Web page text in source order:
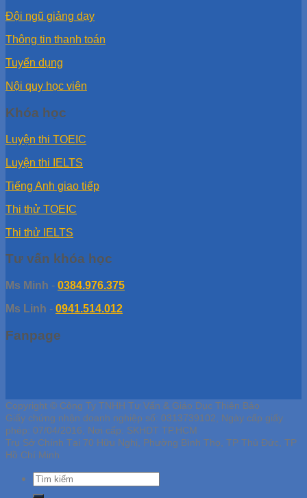
Đội ngũ giảng dạy
Thông tin thanh toán
Tuyển dụng
Nội quy học viên
Khóa học
Luyện thi TOEIC
Luyện thi IELTS
Tiếng Anh giao tiếp
Thi thử TOEIC
Thi thử IELTS
Tư vấn khóa học
Ms Minh - 0384.976.375
Ms Linh - 0941.514.012
Fanpage
Copyright © Công Ty TNHH Tư Vấn & Giáo Dục Thiên Bảo
Giấy chứng nhận doanh nghiệp số: 0313739102, Ngày cấp giấy
phép: 07/04/2016, Nơi cấp: SKHDT TP.HCM
Trụ Sở Chính Tại 70 Hữu Nghị, Phường Bình Thọ, TP Thủ Đức, TP
Hồ Chí Minh